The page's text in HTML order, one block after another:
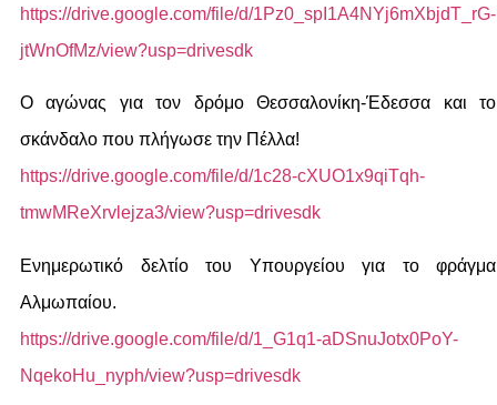
https://drive.google.com/file/d/1Pz0_spI1A4NYj6mXbjdT_rG-
jtWnOfMz/view?usp=drivesdk
Ο αγώνας για τον δρόμο Θεσσαλονίκη-Έδεσσα και το
σκάνδαλο που πλήγωσε την Πέλλα!
https://drive.google.com/file/d/1c28-cXUO1x9qiTqh-
tmwMReXrvlejza3/view?usp=drivesdk
Ενημερωτικό δελτίο του Υπουργείου για το φράγμα
Αλμωπαίου.
https://drive.google.com/file/d/1_G1q1-aDSnuJotx0PoY-
NqekoHu_nyph/view?usp=drivesdk